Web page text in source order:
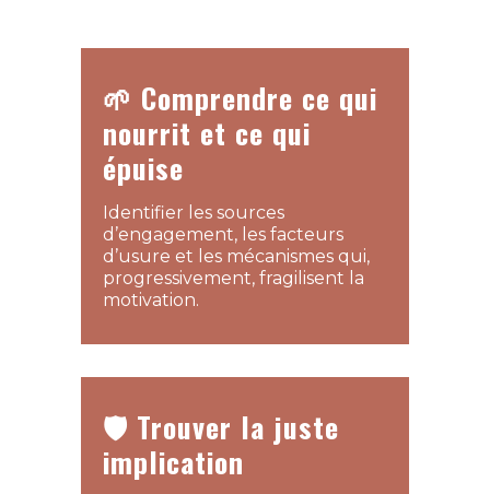
🌱 Comprendre ce qui
nourrit et ce qui
épuise
Identifier les sources
d’engagement, les facteurs
d’usure et les mécanismes qui,
progressivement, fragilisent la
motivation.
🛡️ Trouver la juste
implication